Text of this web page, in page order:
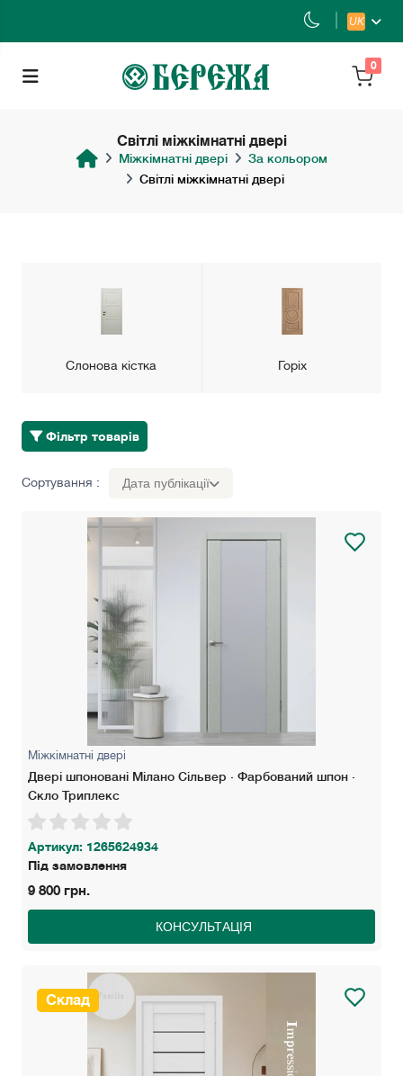
UK
0
Світлі міжкімнатні двері
Міжкімнатні двері
За кольором
Світлі міжкімнатні двері
Слонова кістка Горіх
Фільтр товарів
Сортування : Дата публікації
Міжкімнатні двері
Двері шпоновані Мілано Сільвер · Фарбований шпон ·
Скло Триплекс
Артикул: 1265624934
Під замовлення
9 800 грн.
КОНСУЛЬТАЦІЯ
Склад